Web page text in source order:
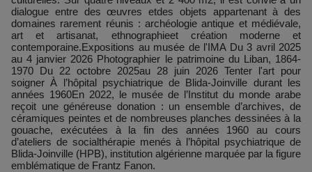
dialogue entre des œuvres etdes objets appartenant à des
domaines rarement réunis : archéologie antique et médiévale,
art et artisanat, ethnographieet création moderne et
contemporaine.Expositions au musée de l'IMA Du 3 avril 2025
au 4 janvier 2026 Photographier le patrimoine du Liban, 1864-
1970 Du 22 octobre 2025au 28 juin 2026 Tenter l'art pour
soigner À l’hôpital psychiatrique de Blida-Joinville durant les
années 1960En 2022, le musée de l’Institut du monde arabe
reçoit une généreuse donation : un ensemble d’archives, de
céramiques peintes et de nombreuses planches dessinées à la
gouache, exécutées à la fin des années 1960 au cours
d’ateliers de socialthérapie menés à l’hôpital psychiatrique de
Blida-Joinville (HPB), institution algérienne marquée par la figure
emblématique de Frantz Fanon.